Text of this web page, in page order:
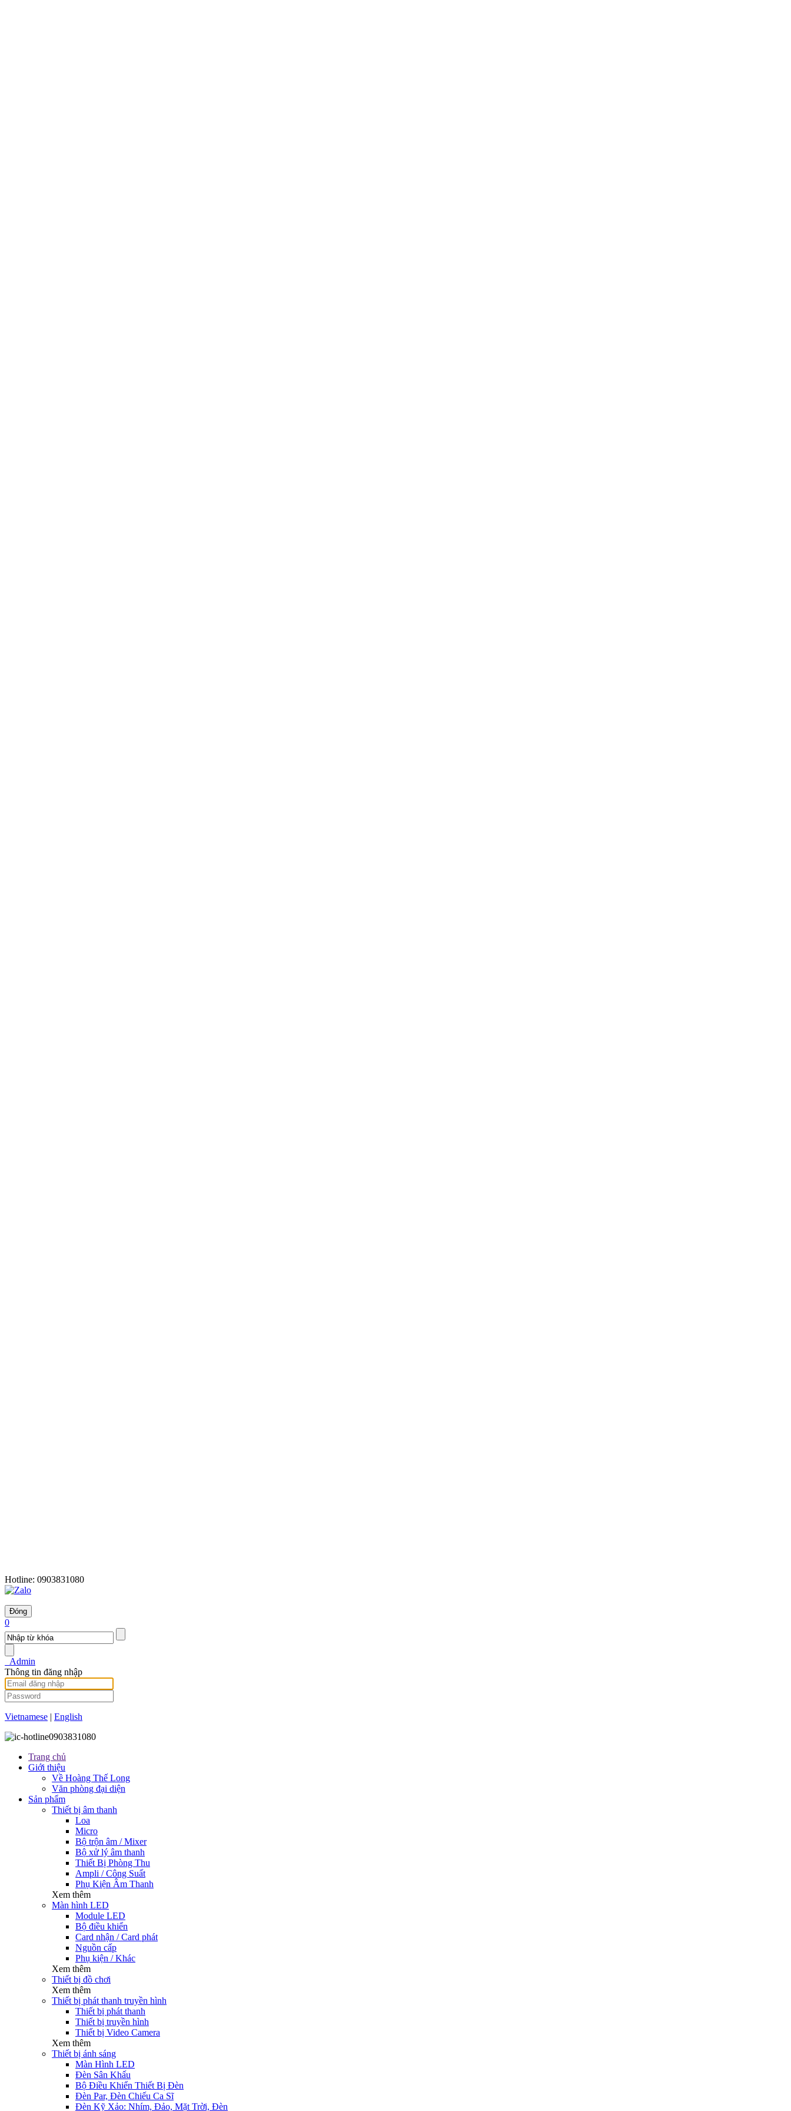
Hotline: 0903831080
Đóng
0
Admin
Thông tin đăng nhập
Vietnamese | English
0903831080
Trang chủ
Giới thiệu
Về Hoàng Thế Long
Văn phòng đại diện
Sản phẩm
Thiết bị âm thanh
Loa
Micro
Bộ trộn âm / Mixer
Bộ xử lý âm thanh
Thiết Bị Phòng Thu
Ampli / Công Suất
Phụ Kiện Âm Thanh
Xem thêm
Màn hình LED
Module LED
Bộ điều khiển
Card nhận / Card phát
Nguồn cấp
Phụ kiện / Khác
Xem thêm
Thiết bị đồ chơi
Xem thêm
Thiết bị phát thanh truyền hình
Thiết bị phát thanh
Thiết bị truyền hình
Thiết bị Video Camera
Xem thêm
Thiết bị ánh sáng
Màn Hình LED
Đèn Sân Khấu
Bộ Điều Khiển Thiết Bị Đèn
Đèn Par, Đèn Chiếu Ca Sĩ
Đèn Kỹ Xảo: Nhím, Đảo, Mặt Trời, Đèn